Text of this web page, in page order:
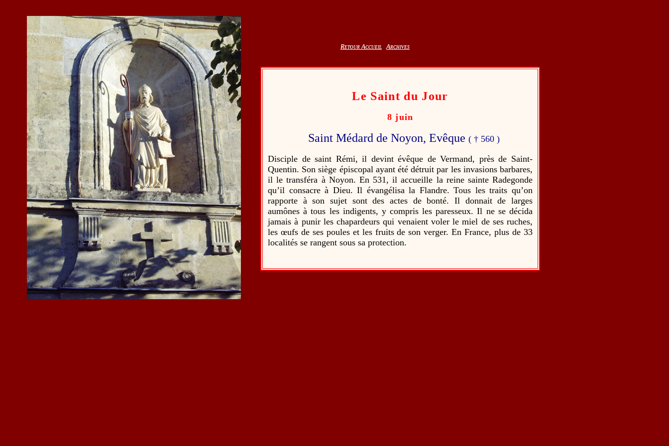
Retour Accueil Archives
Retour Accueil Archives
Le Saint du Jour
8 juin
Saint Médard de Noyon, Evêque ( † 560 )
Disciple de saint Rémi, il devint évêque de Vermand, près de Saint-
Quentin. Son siège épiscopal ayant été détruit par les invasions barbares,
il le transféra à Noyon. En 531, il accueille la reine sainte Radegonde
qu’il consacre à Dieu. Il évangélisa la Flandre. Tous les traits qu’on
rapporte à son sujet sont des actes de bonté. Il donnait de larges
aumônes à tous les indigents, y compris les paresseux. Il ne se décida
jamais à punir les chapardeurs qui venaient voler le miel de ses ruches,
les œufs de ses poules et les fruits de son verger. En France, plus de 33
localités se rangent sous sa protection.